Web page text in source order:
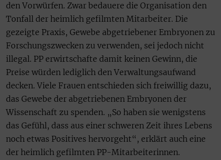
den Vorwürfen. Zwar bedauere die Organisation den
Tonfall der heimlich gefilmten Mitarbeiter. Die
gezeigte Praxis, Gewebe abgetriebener Embryonen zu
Forschungszwecken zu verwenden, sei jedoch nicht
illegal. PP erwirtschafte damit keinen Gewinn, die
Preise würden lediglich den Verwaltungsaufwand
decken. Viele Frauen entschieden sich freiwillig dazu,
das Gewebe der abgetriebenen Embryonen der
Wissenschaft zu spenden. „So haben sie wenigstens
das Gefühl, dass aus einer schweren Zeit ihres Lebens
noch etwas Positives hervorgeht“, erklärt auch eine
der heimlich gefilmten PP-Mitarbeiterinnen.